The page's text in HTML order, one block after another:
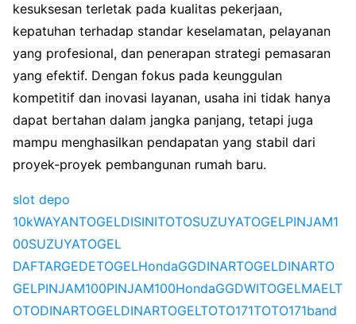
kesuksesan terletak pada kualitas pekerjaan,
kepatuhan terhadap standar keselamatan, pelayanan
yang profesional, dan penerapan strategi pemasaran
yang efektif. Dengan fokus pada keunggulan
kompetitif dan inovasi layanan, usaha ini tidak hanya
dapat bertahan dalam jangka panjang, tetapi juga
mampu menghasilkan pendapatan yang stabil dari
proyek-proyek pembangunan rumah baru.
slot depo
10kWAYANTOGELDISINITOTOSUZUYATOGELPINJAM1
00SUZUYATOGEL
DAFTARGEDETOGELHondaGGDINARTOGELDINARTO
GELPINJAM100PINJAM100HondaGGDWITOGELMAELT
OTODINARTOGELDINARTOGELTOTO171TOTO171band